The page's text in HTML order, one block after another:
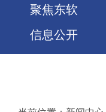
聚焦东软
信息公开